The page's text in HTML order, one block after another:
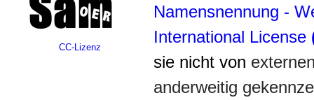
CC-Lizenz
Namensnennung -
International License
sie nicht von
anderweitig